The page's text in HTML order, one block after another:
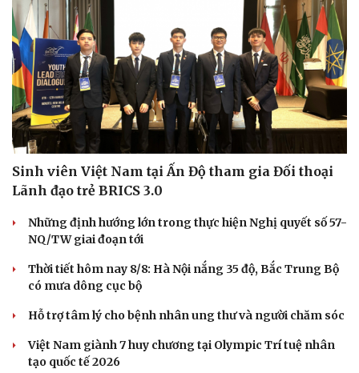
Sinh viên Việt Nam tại Ấn Độ tham gia Đối thoại
Lãnh đạo trẻ BRICS 3.0
Những định hướng lớn trong thực hiện Nghị quyết số 57-
NQ/TW giai đoạn tới
Thời tiết hôm nay 8/8: Hà Nội nắng 35 độ, Bắc Trung Bộ
có mưa dông cục bộ
Hỗ trợ tâm lý cho bệnh nhân ung thư và người chăm sóc
Việt Nam giành 7 huy chương tại Olympic Trí tuệ nhân
tạo quốc tế 2026